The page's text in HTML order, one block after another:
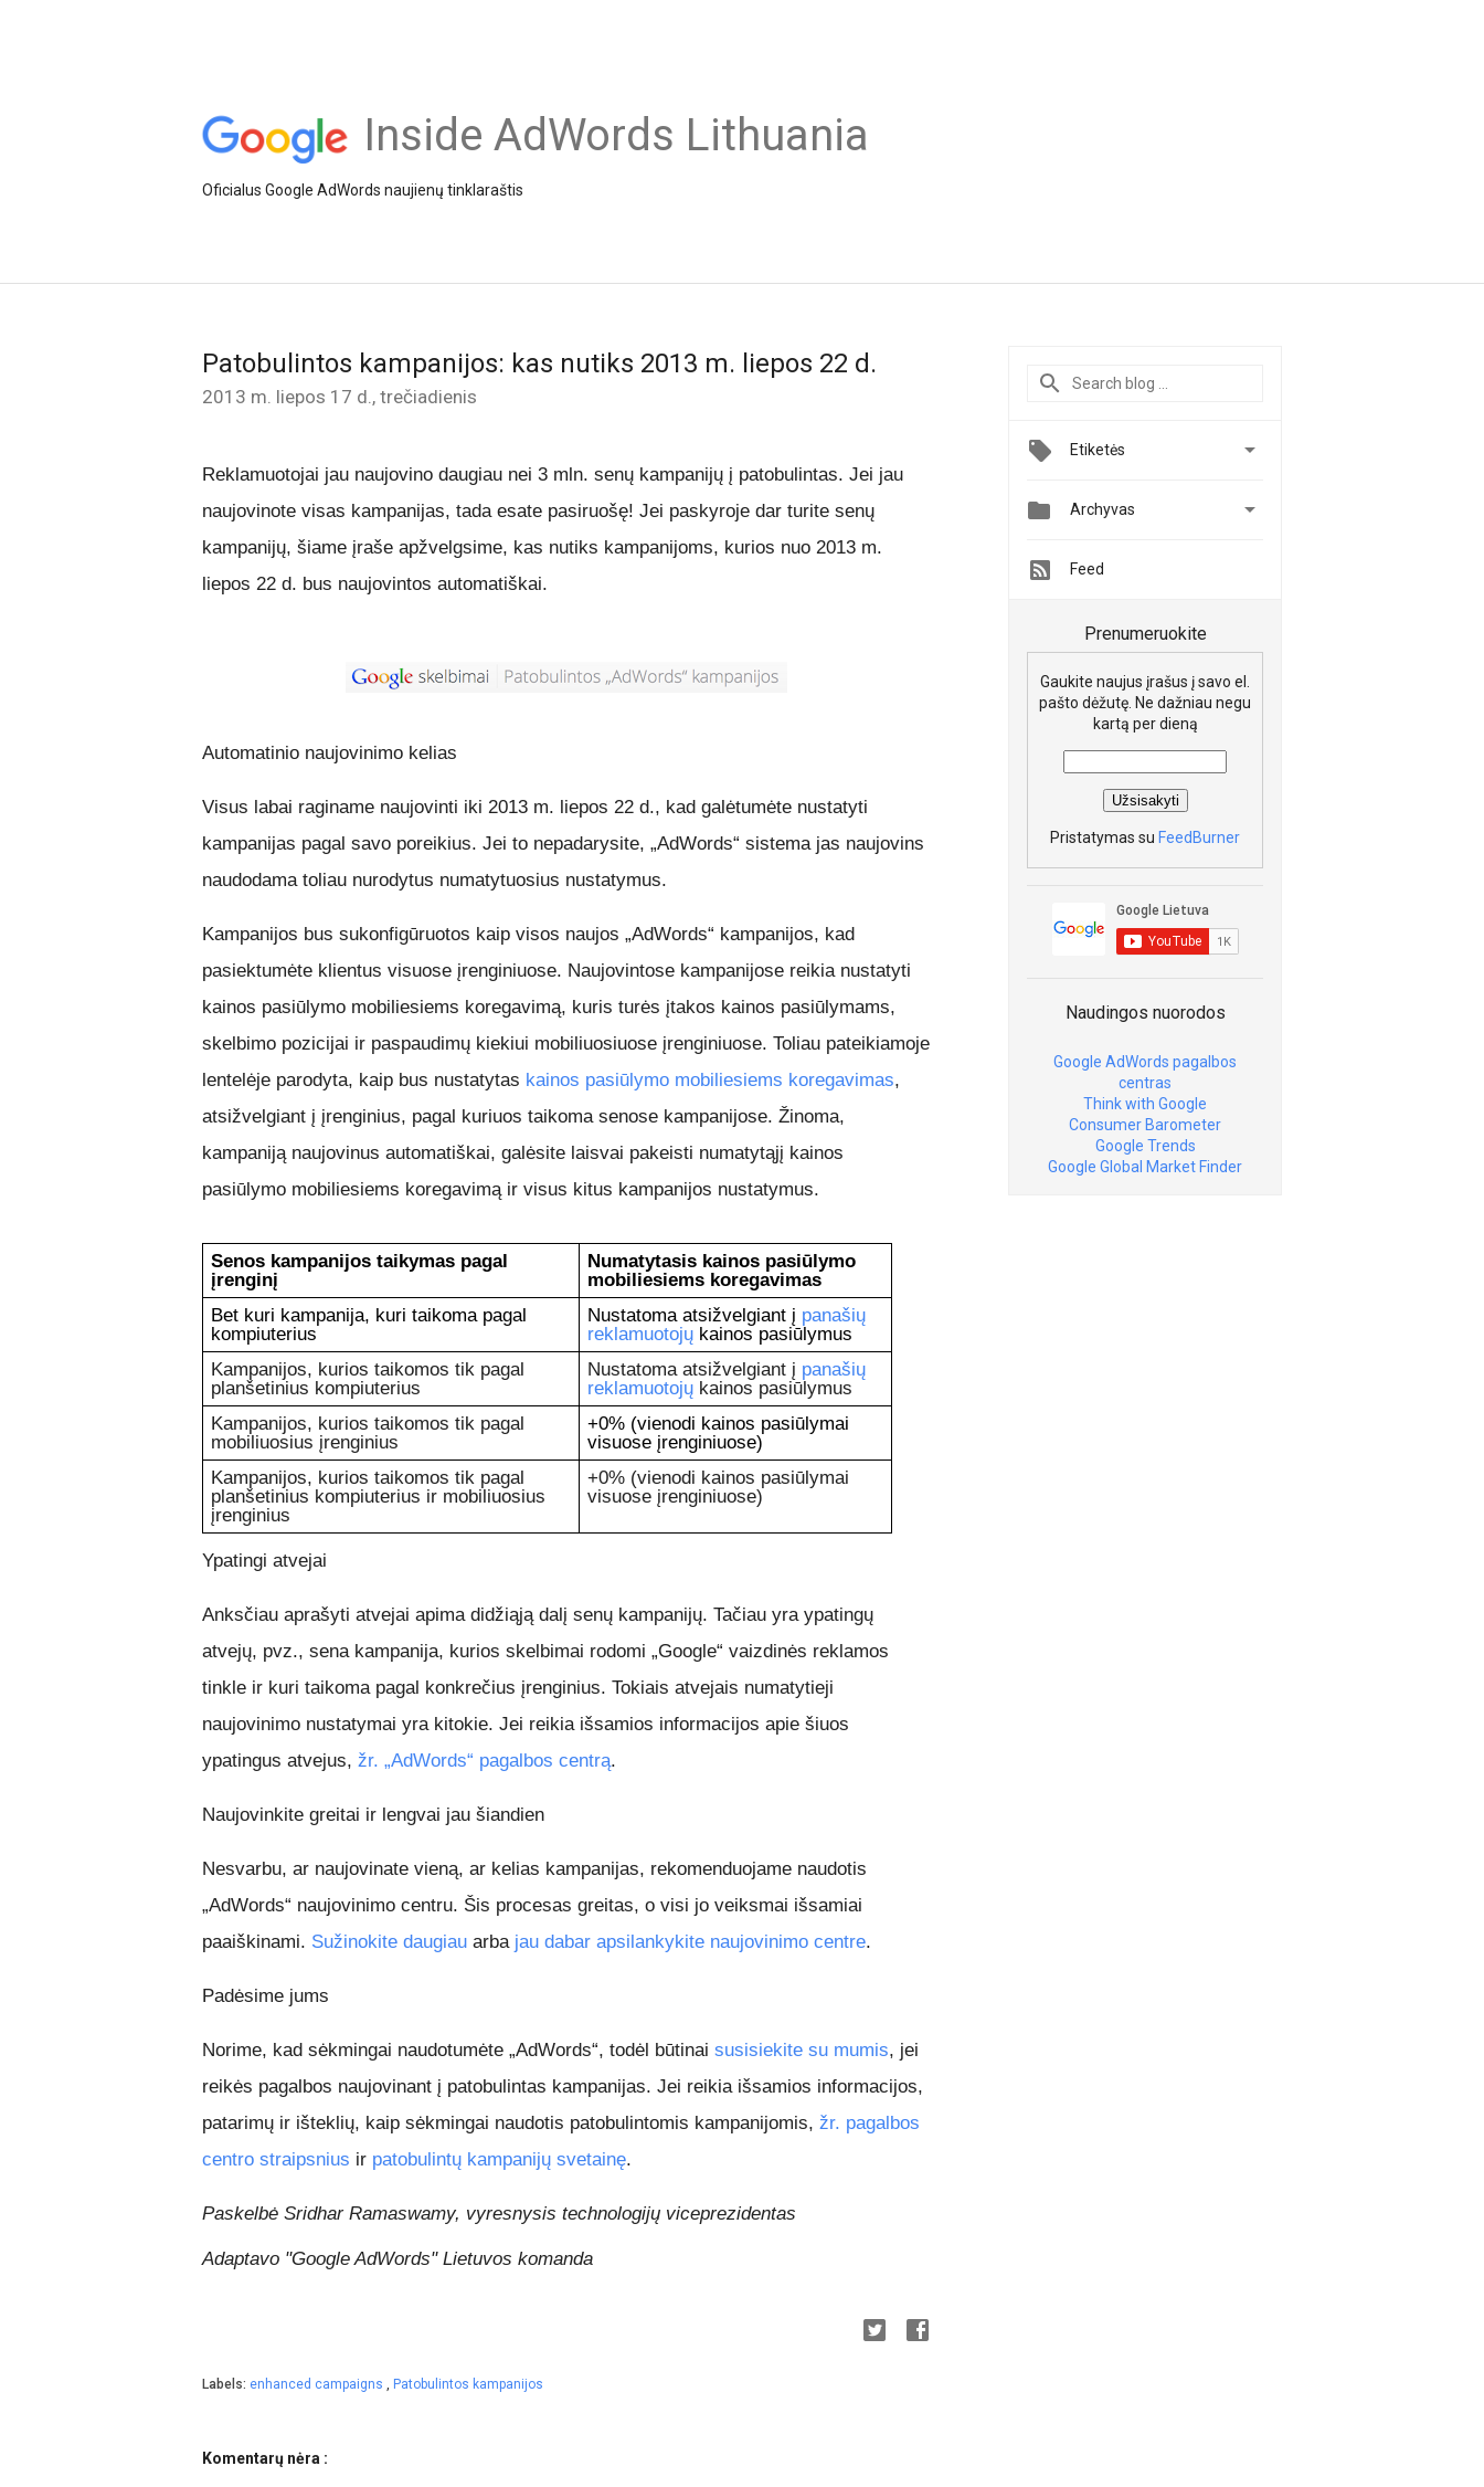
Inside AdWords Lithuania
Oficialus Google AdWords naujienų tinklaraštis
Patobulintos kampanijos: kas nutiks 2013 m. liepos 22 d.
2013 m. liepos 17 d., trečiadienis
Reklamuotojai jau naujovino daugiau nei 3 mln. senų kampanijų į patobulintas. Jei jau
naujovinote visas kampanijas, tada esate pasiruošę! Jei paskyroje dar turite senų
kampanijų, šiame įraše apžvelgsime, kas nutiks kampanijoms, kurios nuo 2013 m.
liepos 22 d. bus naujovintos automatiškai.
Automatinio naujovinimo kelias
Visus labai raginame naujovinti iki 2013 m. liepos 22 d., kad galėtumėte nustatyti
kampanijas pagal savo poreikius. Jei to nepadarysite, „AdWords“ sistema jas naujovins
naudodama toliau nurodytus numatytuosius nustatymus.
Kampanijos bus sukonfigūruotos kaip visos naujos „AdWords“ kampanijos, kad
pasiektumėte klientus visuose įrenginiuose. Naujovintose kampanijose reikia nustatyti
kainos pasiūlymo mobiliesiems koregavimą, kuris turės įtakos kainos pasiūlymams,
skelbimo pozicijai ir paspaudimų kiekiui mobiliuosiuose įrenginiuose. Toliau pateikiamoje
lentelėje parodyta, kaip bus nustatytas kainos pasiūlymo mobiliesiems koregavimas,
atsižvelgiant į įrenginius, pagal kuriuos taikoma senose kampanijose. Žinoma,
kampaniją naujovinus automatiškai, galėsite laisvai pakeisti numatytąjį kainos
pasiūlymo mobiliesiems koregavimą ir visus kitus kampanijos nustatymus.
Senos kampanijos taikymas pagal
įrenginį
Numatytasis kainos pasiūlymo
mobiliesiems koregavimas
Bet kuri kampanija, kuri taikoma pagal
kompiuterius
Nustatoma atsižvelgiant į panašių
reklamuotojų kainos pasiūlymus
Kampanijos, kurios taikomos tik pagal
planšetinius kompiuterius
Nustatoma atsižvelgiant į panašių
reklamuotojų kainos pasiūlymus
Kampanijos, kurios taikomos tik pagal
mobiliuosius įrenginius
+0% (vienodi kainos pasiūlymai
visuose įrenginiuose)
Kampanijos, kurios taikomos tik pagal
planšetinius kompiuterius ir mobiliuosius
įrenginius
+0% (vienodi kainos pasiūlymai
visuose įrenginiuose)
Ypatingi atvejai
Anksčiau aprašyti atvejai apima didžiąją dalį senų kampanijų. Tačiau yra ypatingų
atvejų, pvz., sena kampanija, kurios skelbimai rodomi „Google“ vaizdinės reklamos
tinkle ir kuri taikoma pagal konkrečius įrenginius. Tokiais atvejais numatytieji
naujovinimo nustatymai yra kitokie. Jei reikia išsamios informacijos apie šiuos
ypatingus atvejus, žr. „AdWords“ pagalbos centrą.
Naujovinkite greitai ir lengvai jau šiandien
Nesvarbu, ar naujovinate vieną, ar kelias kampanijas, rekomenduojame naudotis
„AdWords“ naujovinimo centru. Šis procesas greitas, o visi jo veiksmai išsamiai
paaiškinami. Sužinokite daugiau arba jau dabar apsilankykite naujovinimo centre.
Padėsime jums
Norime, kad sėkmingai naudotumėte „AdWords“, todėl būtinai susisiekite su mumis, jei
reikės pagalbos naujovinant į patobulintas kampanijas. Jei reikia išsamios informacijos,
patarimų ir išteklių, kaip sėkmingai naudotis patobulintomis kampanijomis, žr. pagalbos
centro straipsnius ir patobulintų kampanijų svetainę.
Paskelbė Sridhar Ramaswamy, vyresnysis technologijų viceprezidentas
Adaptavo "Google AdWords" Lietuvos komanda
Labels: enhanced campaigns , Patobulintos kampanijos
Komentarų nėra :
Etiketės 
 Archyvas 
Feed
Prenumeruokite
Gaukite naujus įrašus į savo el.
pašto dėžutę. Ne dažniau negu
kartą per dieną
Pristatymas su FeedBurner
Naudingos nuorodos
Google AdWords pagalbos
centras
Think with Google
Consumer Barometer
Google Trends
Google Global Market Finder